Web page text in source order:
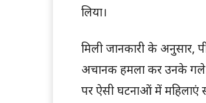
लिया।
मिली जानकारी के अनुसार,
अचानक हमला कर उनके
पर ऐसी घटनाओं में महिलाएं